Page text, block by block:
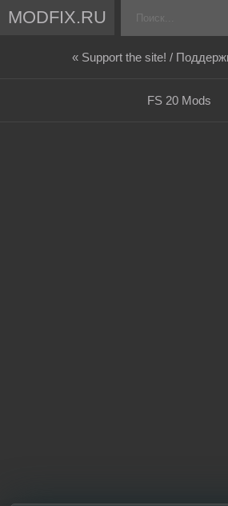
MODFIX.RU
« Support the site! /
FS 20 Mods